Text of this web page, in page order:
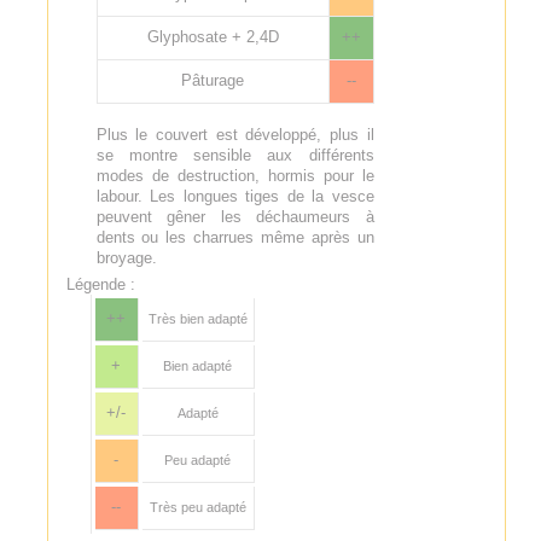
Glyphosate + 2,4D ++
Pâturage --
Plus le couvert est développé, plus il
se montre sensible aux différents
modes de destruction, hormis pour le
labour. Les longues tiges de la vesce
peuvent gêner les déchaumeurs à
dents ou les charrues même après un
broyage.
Légende :
++
Très bien adapté
+ Bien adapté
+/- Adapté
- Peu adapté
-- Très peu adapté